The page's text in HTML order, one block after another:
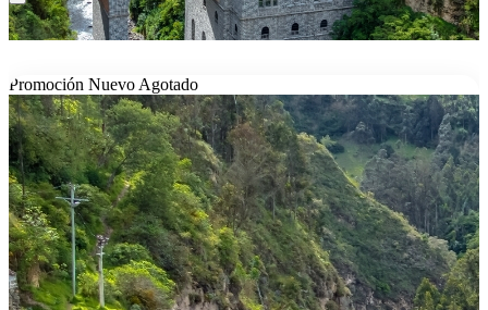
Promoción Nuevo Agotado